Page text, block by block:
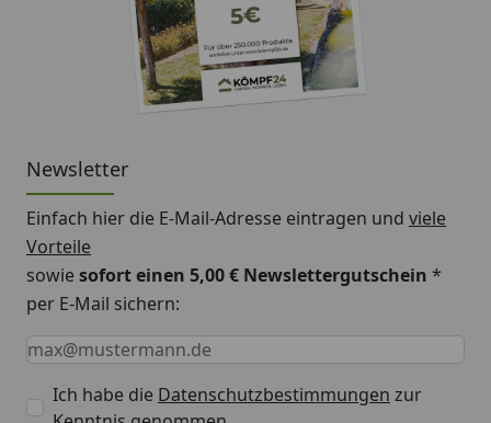
Newsletter
Einfach hier die E-Mail-Adresse eintragen und viele
Vorteile
sowiesofort einen 5,00 € Newslettergutschein *
per E-Mail sichern:
Keine Eingabe erforderlich
Eingabe erforderlich
E-Mail *
Ich habe die Datenschutzbestimmungen zur